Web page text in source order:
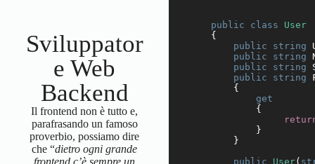
public class User
{
public string
public string
public string
public string
    {
get
        {
        }
    }
public
User(
Sviluppator
e Web
Backend
Il frontend non è tutto e,
parafrasando un famoso
proverbio, possiamo dire
che “dietro ogni grande